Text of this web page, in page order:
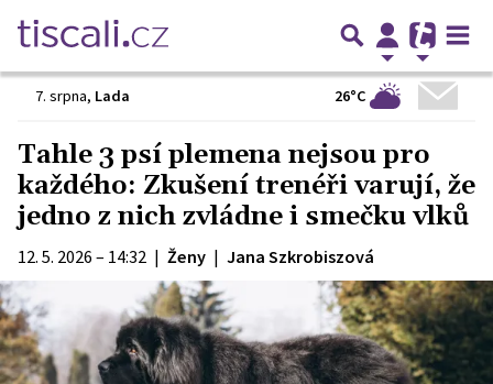
7. srpna, Lada 26°C
Tahle 3 psí plemena nejsou pro
každého: Zkušení trenéři varují, že
jedno z nich zvládne i smečku vlků
12. 5. 2026 – 14:32 | Ženy | Jana Szkrobiszová